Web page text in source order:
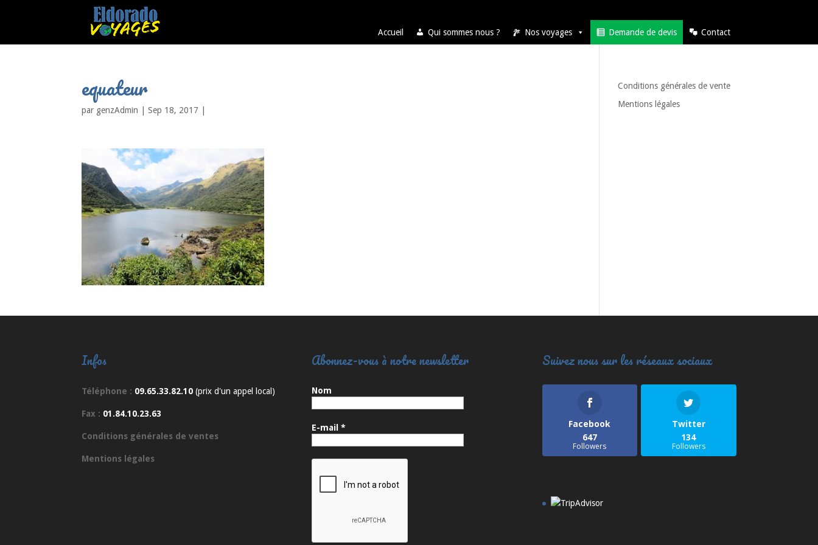
Accueil Qui sommes nous ? Nos voyages Demande de devis Contact
equateur
par genzAdmin |Sep 18, 2017
Conditions générales de vente
Mentions légales
Infos
Téléphone : 09.65.33.82.10 (prix d'un appel local)
Fax : 01.84.10.23.63
Conditions générales de ventes
Mentions légales
Abonnez-vous à notre newsletter
Nom
E-mail*
Suivez nous sur les réseaux sociaux
Facebook
647
Followers
Twitter
134
Followers